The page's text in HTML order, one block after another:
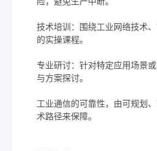
技术培训：围绕工业网络技术
的实操课程。
专业研讨：针对特定应用场景
与方案探讨。
工业通信的可靠性，由可规划
术路径来保障。